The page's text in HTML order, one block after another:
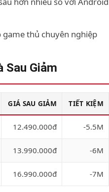
thủ chuyên nghiệp
Sau Giảm
GIÁ SAU GIẢM TIẾT KIỆM
12.490.000đ -5.5M
13.990.000đ -6M
16.990.000đ -7M